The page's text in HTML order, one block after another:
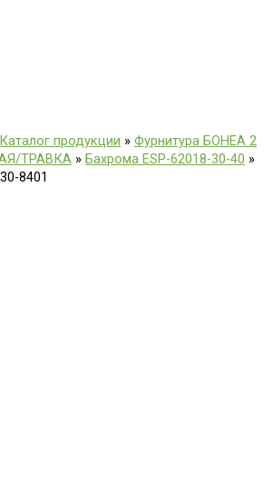
Каталог продукции » Фурнитура БОНЕА 2
ТРАВКА » Бахрома ESP-62018-30-40 »
8401